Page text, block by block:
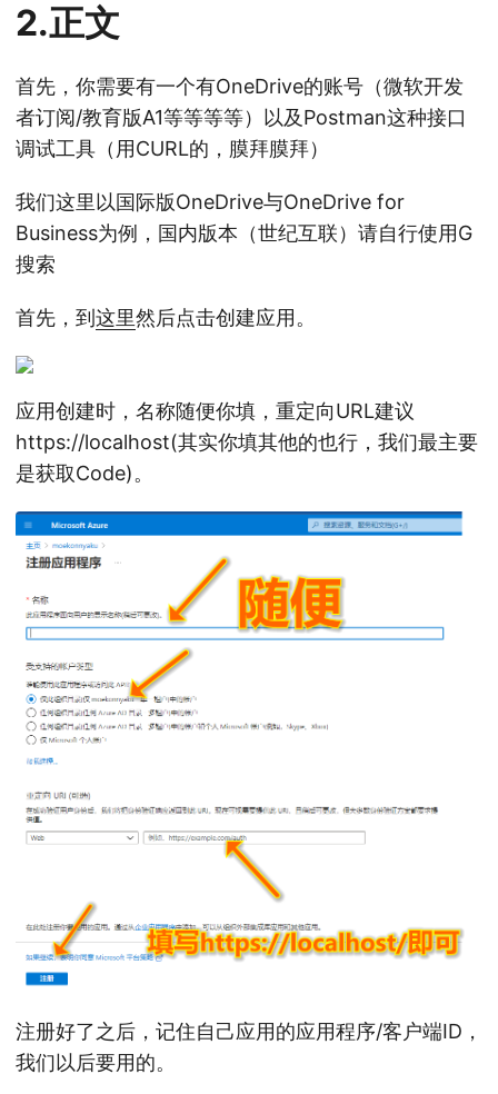
2.正文
首先，你需要有一个有OneDrive的账号（微软开发
者订阅/教育版A1等等等等）以及Postman这种接口
调试工具（用CURL的，膜拜膜拜）
我们这里以国际版OneDrive与OneDrive for
Business为例，国内版本（世纪互联）请自行使用G
搜索
首先，到 这里然后点击创建应用。
应用创建时，名称随便你填，重定向URL建议
https://localhost(其实你填其他的也行，我们最主要
是获取Code)。
注册好了之后，记住自己应用的应用程序/客户端ID，
我们以后要用的。